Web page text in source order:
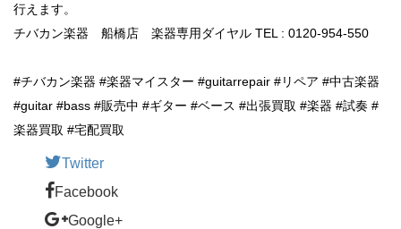
行えます。
チバカン楽器 船橋店 楽器専用ダイヤル TEL : 0120-954-550
#チバカン楽器 #楽器マイスター #guitarrepair #リペア #中古楽器
#guitar #bass #販売中 #ギター #ベース #出張買取 #楽器 #試奏 #
楽器買取 #宅配買取
Twitter
Facebook
Google+